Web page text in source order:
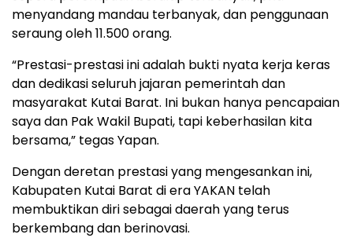
menyandang mandau terbanyak, dan penggunaan
seraung oleh 11.500 orang.
“Prestasi-prestasi ini adalah bukti nyata kerja keras
dan dedikasi seluruh jajaran pemerintah dan
masyarakat Kutai Barat. Ini bukan hanya pencapaian
saya dan Pak Wakil Bupati, tapi keberhasilan kita
bersama,” tegas Yapan.
Dengan deretan prestasi yang mengesankan ini,
Kabupaten Kutai Barat di era YAKAN telah
membuktikan diri sebagai daerah yang terus
berkembang dan berinovasi.